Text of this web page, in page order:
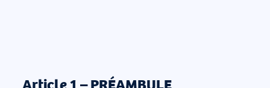
Article 1 – PRÉAMBULE